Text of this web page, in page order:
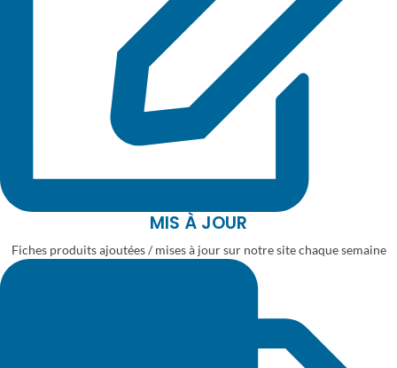
MIS À JOUR
Fiches produits ajoutées / mises à jour sur notre site chaque semaine